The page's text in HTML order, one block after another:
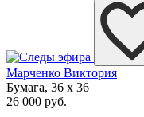
Марченко Виктория
Бумага, 36 x 36
26 000 руб.